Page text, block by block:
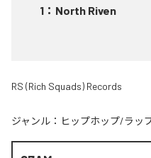
1 ： North Riven
RS (Rich Squads) Records
ジャンル： ヒップホップ/ラッ